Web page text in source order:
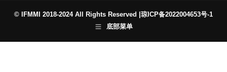
© IFMMI 2018-2024 All Rights Reserved | 琼ICP备2022004653号-1
底部菜单